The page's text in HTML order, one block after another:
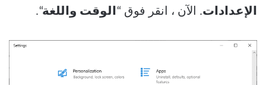
الإعدادات. الآن ، انقر فوق “الوقت واللغة“.